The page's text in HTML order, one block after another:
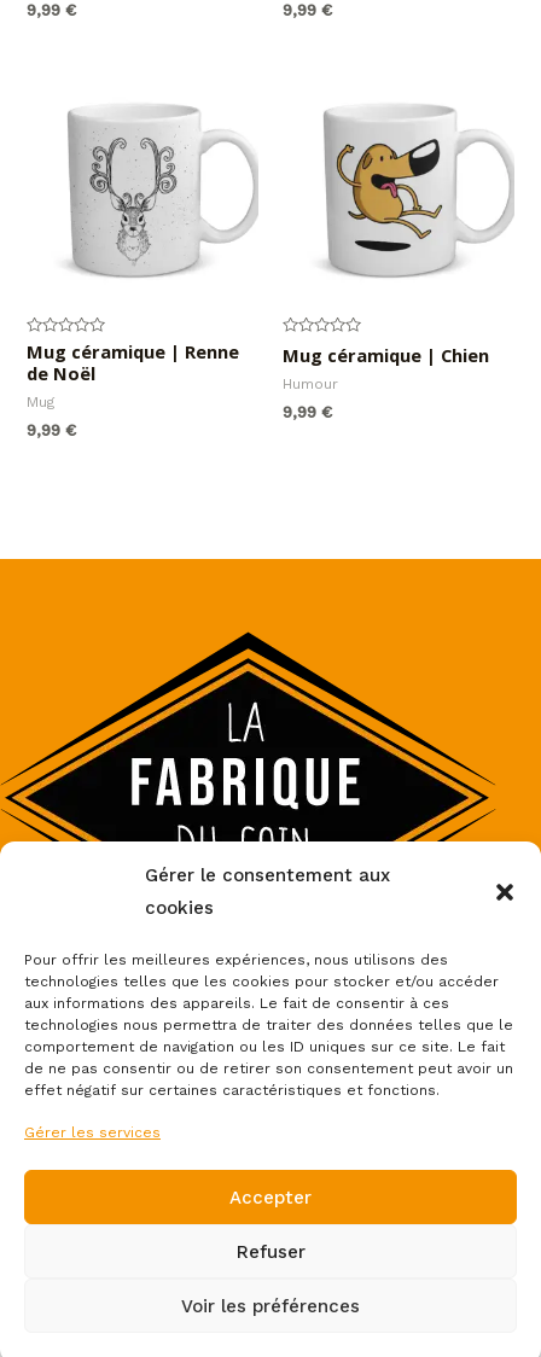
Gérer le consentement aux
cookies
Pour offrir les meilleures expériences, nous utilisons des
technologies telles que les cookies pour stocker et/ou accéder
aux informations des appareils. Le fait de consentir à ces
technologies nous permettra de traiter des données telles que le
comportement de navigation ou les ID uniques sur ce site. Le fait
de ne pas consentir ou de retirer son consentement peut avoir un
effet négatif sur certaines caractéristiques et fonctions.
Gérer les services
Accepter
Refuser
Voir les préférences
9,99€
9,99 €
Note
0
sur
Mug céramique | Renne
de Noël
Mug
9,99€
Note
0
sur
5
Mug céramique | Chien
Humour
9,99 €
Accueil Boutique Boutique partenaires
Thèmes
Nos réalisations
À Propos Contact
Mentions légales et politique de confidentialité
Conditions Générales de Vente